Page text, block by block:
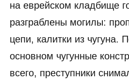
на еврейском кладбище
разграблены могилы:
цепи, калитки из чугуна.
основном чугунные
всего, преступники